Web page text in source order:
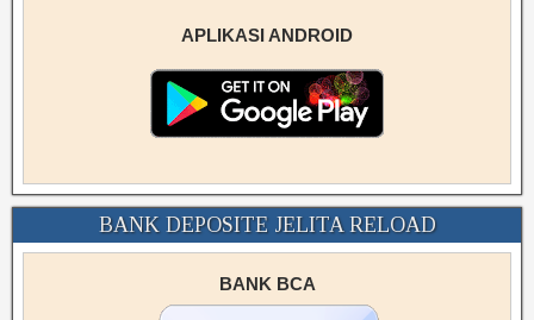
APLIKASI ANDROID
BANK DEPOSITE JELITA RELOAD
BANK BCA